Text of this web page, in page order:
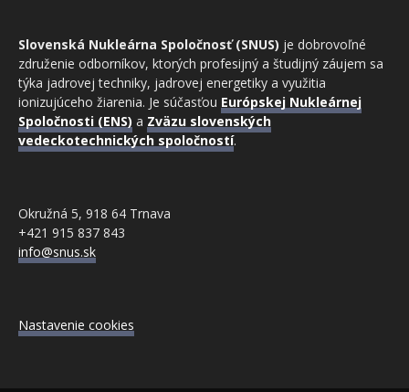
Slovenská Nukleárna Spoločnosť (SNUS) je dobrovoľné
združenie odborníkov, ktorých profesijný a študijný záujem sa
týka jadrovej techniky, jadrovej energetiky a využitia
ionizujúceho žiarenia. Je súčasťou Európskej Nukleárnej
Spoločnosti (ENS) a Zväzu slovenských
vedeckotechnických spoločností.
Okružná 5, 918 64 Trnava
+421 915 837 843
info@snus.sk
Nastavenie cookies